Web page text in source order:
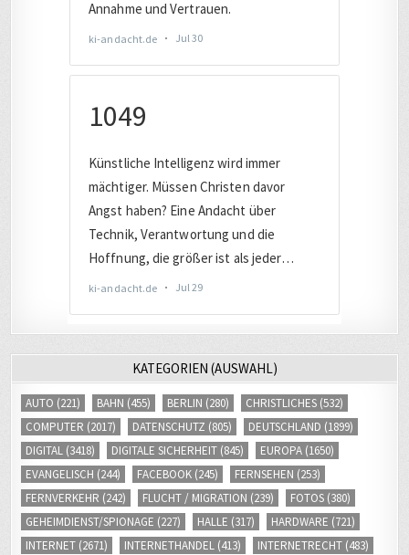
KATEGORIEN (AUSWAHL)
AUTO (221) BAHN (455) BERLIN (280) CHRISTLICHES (532)
COMPUTER (2017) DATENSCHUTZ (805) DEUTSCHLAND (1899)
DIGITAL (3418) DIGITALE SICHERHEIT (845) EUROPA (1650)
EVANGELISCH (244) FACEBOOK (245) FERNSEHEN (253)
FERNVERKEHR (242) FLUCHT / MIGRATION (239) FOTOS (380)
GEHEIMDIENST/SPIONAGE (227) HALLE (317) HARDWARE (721)
INTERNET (2671) INTERNETHANDEL (413) INTERNETRECHT (483)